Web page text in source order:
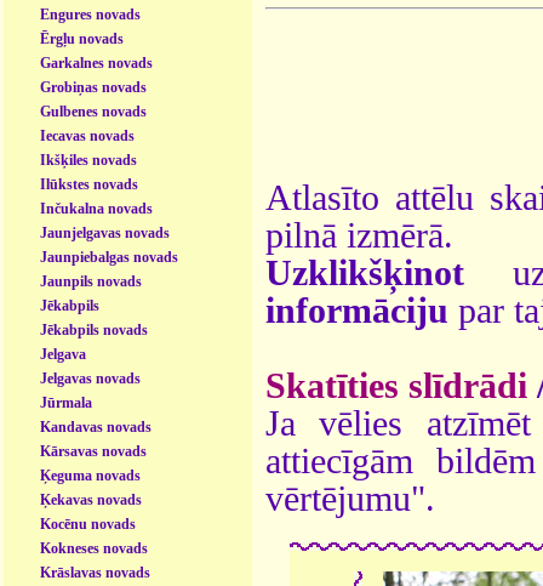
Engures novads
Ērgļu novads
Garkalnes novads
Grobiņas novads
Gulbenes novads
Iecavas novads
Ikšķiles novads
Ilūkstes novads
Inčukalna novads
Jaunjelgavas novads
Jaunpiebalgas novads
Jaunpils novads
Jēkabpils
Jēkabpils novads
Jelgava
Jelgavas novads
Jūrmala
Kandavas novads
Kārsavas novads
Ķeguma novads
Ķekavas novads
Kocēnu novads
Kokneses novads
Krāslavas novads
Atlasīto attēlu
pilnā izmērā.
Uzklikšķinot
informāciju par
Skatīties slīdrādi
Ja vēlies
attiecīgām
vērtējumu".